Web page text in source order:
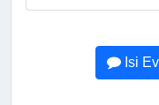
Isi